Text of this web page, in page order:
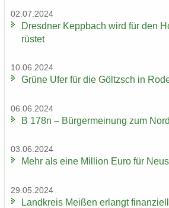
02.07.2024
Dresd­ner Kepp­bach wird für den
rüs­tet
10.06.2024
Grüne Ufer für die Göltzsch in
06.06.2024
B 178n – Bür­ger­mei­nung zum
03.06.2024
Mehr als eine Mil­li­on Euro für
29.05.2024
Land­kreis Mei­ßen er­langt